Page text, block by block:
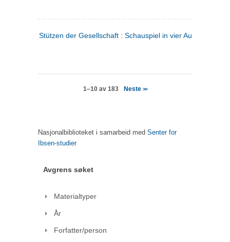
Stützen der Gesellschaft : Schauspiel in vier Aufzügen
1–10 av 183 Neste >>
Nasjonalbiblioteket i samarbeid med Senter for
Ibsen-studier
Avgrens søket
Materialtyper
År
Forfatter/person